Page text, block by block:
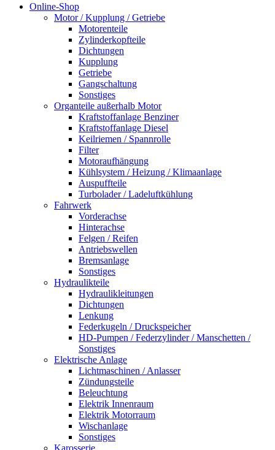
Online-Shop
Motor / Kupplung / Getriebe
Motorenteile
Zylinderkopfteile
Dichtungen
Kupplung
Getriebe
Gangschaltung
Sonstiges
Organteile außerhalb Motor
Kraftstoffanlage Benziner
Kraftstoffanlage Diesel
Keilriemen / Spannrolle
Filter
Motoraufhängung
Kühlsystem / Heizung / Klimaanlage
Auspuffteile
Turbolader / Ladeluftkühlung
Fahrwerk
Vorderachse
Hinterachse
Felgen / Reifen
Antriebswellen
Bremsanlage
Sonstiges
Hydraulikteile
Hydraulikleitungen
Dichtungen
Lenkung
Federkugeln / Druckspeicher
HD-Pumpen / Federzylinder / Manschetten /
Sonstiges
Elektrische Anlage
Lichtmaschinen / Anlasser
Zündungsteile
Beleuchtung
Elektrik Innenraum
Elektrik Motorraum
Wischanlage
Sonstiges
Karosserie